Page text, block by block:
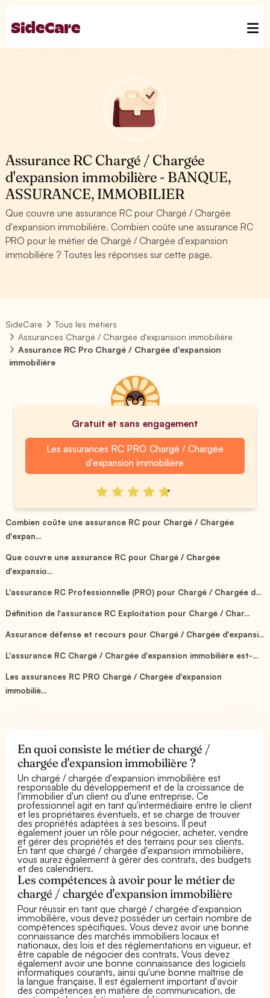
Assurance RC Chargé / Chargée
d'expansion immobilière - BANQUE,
ASSURANCE, IMMOBILIER
Que couvre une assurance RC pour Chargé / Chargée
d'expansion immobilière. Combien coûte une assurance RC
PRO pour le métier de Chargé / Chargée d'expansion
immobilière ? Toutes les réponses sur cette page.
SideCare
Tous les métiers
Assurances Chargé / Chargée d'expansion immobilière
Assurance RC Pro Chargé / Chargée d'expansion
immobilière
Gratuit et sans engagement
Les assurances RC PRO Chargé / Chargée
d'expansion immobilière
Combien coûte une assurance RC pour Chargé / Chargée
d'expan...
Que couvre une assurance RC pour Chargé / Chargée
d'expansio...
L'assurance RC Professionnelle (PRO) pour Chargé / Chargée d...
Définition de l'assurance RC Exploitation pour Chargé / Char...
Assurance défense et recours pour Chargé / Chargée d'expansi...
L'assurance RC Chargé / Chargée d'expansion immobilière est-...
Les assurances RC PRO Chargé / Chargée d'expansion
immobiliè...
En quoi consiste le métier de chargé /
chargée d'expansion immobilière ?
Un chargé / chargée d'expansion immobilière est
responsable du développement et de la croissance de
l'immobilier d'un client ou d'une entreprise. Ce
professionnel agit en tant qu'intermédiaire entre le client
et les propriétaires éventuels, et se charge de trouver
des propriétés adaptées à ses besoins. Il peut
également jouer un rôle pour négocier, acheter, vendre
et gérer des propriétés et des terrains pour ses clients.
En tant que chargé / chargée d'expansion immobilière,
vous aurez également à gérer des contrats, des budgets
et des calendriers.
Les compétences à avoir pour le métier de
chargé / chargée d'expansion immobilière
Pour réussir en tant que chargé / chargée d'expansion
immobilière, vous devez posséder un certain nombre de
compétences spécifiques. Vous devez avoir une bonne
connaissance des marchés immobiliers locaux et
nationaux, des lois et des réglementations en vigueur, et
être capable de négocier des contrats. Vous devez
également avoir une bonne connaissance des logiciels
informatiques courants, ainsi qu'une bonne maîtrise de
la langue française. Il est également important d'avoir
des compétences en matière de communication, de